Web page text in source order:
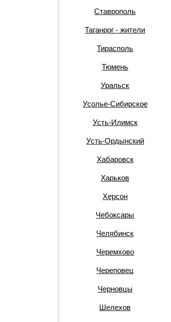
Ставрополь
Таганрог - жители
Тирасполь
Тюмень
Уральск
Усолье-Сибирское
Усть-Илимск
Усть-Ордынский
Хабаровск
Харьков
Херсон
Чебоксары
Челябинск
Черемхово
Череповец
Черновцы
Шелехов